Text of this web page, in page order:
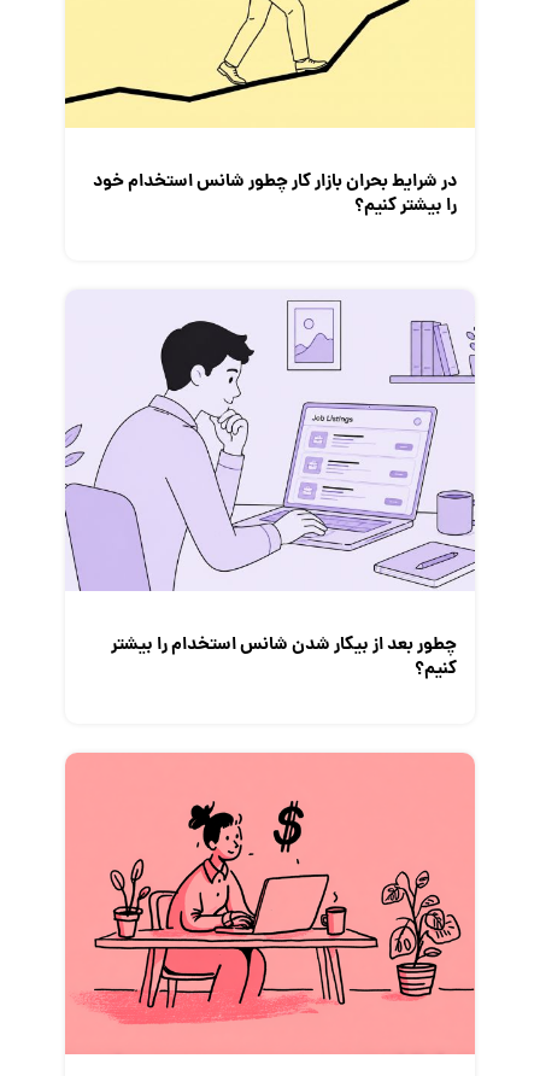
معرفی متخصصان منابع انسانی
در شرایط بحران بازار کار چطور شانس استخدام خود
را بیشتر کنیم؟
چطور بعد از بیکار شدن شانس استخدام‌ را بیشتر
کنیم؟